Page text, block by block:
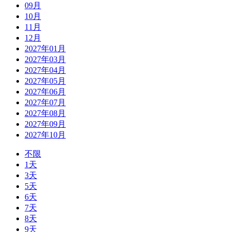
09月
10月
11月
12月
2027年01月
2027年03月
2027年04月
2027年05月
2027年06月
2027年07月
2027年08月
2027年09月
2027年10月
不限
1天
3天
5天
6天
7天
8天
9天